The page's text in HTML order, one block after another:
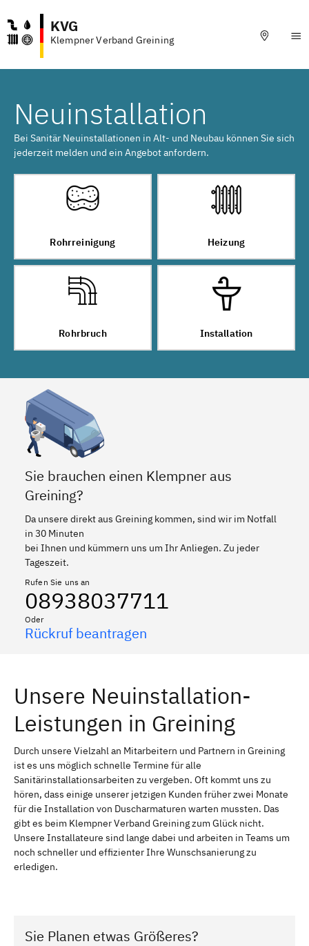
KVG
Klempner Verband Greining
Neuinstallation
Bei Sanitär Neuinstallationen in Alt- und Neubau können Sie sich
jederzeit melden und ein Angebot anfordern.
Rohrreinigung Heizung
Rohrbruch Installation
Sie brauchen einen Klempner aus
Greining?
Da unsere direkt aus Greining kommen, sind wir im Notfall
in 30 Minuten
bei Ihnen und kümmern uns um Ihr Anliegen. Zu jeder
Tageszeit.
Rufen Sie uns an
08938037711
Oder
Rückruf beantragen
Unsere Neuinstallation-
Leistungen in Greining
Durch unsere Vielzahl an Mitarbeitern und Partnern in Greining
ist es uns möglich schnelle Termine für alle
Sanitärinstallationsarbeiten zu vergeben. Oft kommt uns zu
hören, dass einige unserer jetzigen Kunden früher zwei Monate
für die Installation von Duscharmaturen warten mussten. Das
gibt es beim Klempner Verband Greining zum Glück nicht.
Unsere Installateure sind lange dabei und arbeiten in Teams um
noch schneller und effizienter Ihre Wunschsanierung zu
erledigen.
Sie Planen etwas Größeres?